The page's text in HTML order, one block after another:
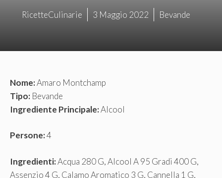
RicetteCulinarie 3 Maggio 2022 Bevande
Nome:Amaro Montchamp
Tipo: Bevande
Ingrediente Principale:Alcool
Persone:4
Ingredienti:Acqua 280 G, Alcool A 95 Gradi 400 G,
Assenzio 4 G, Calamo Aromatico 3 G, Cannella 1 G,